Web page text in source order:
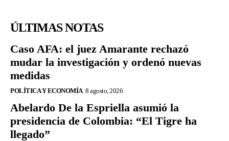
ÚLTIMAS NOTAS
Caso AFA: el juez Amarante rechazó
mudar la investigación y ordenó nuevas
medidas
POLÍTICA Y ECONOMÍA 8 agosto, 2026
Abelardo De la Espriella asumió la
presidencia de Colombia: “El Tigre ha
llegado”